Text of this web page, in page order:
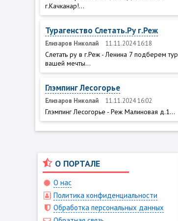
г.Качканар!...
Турагенство Слетать.Ру г.Реж
Елизаров Николай 11.11.2024 16:18
Слетать ру в г.Реж - Ленина 7 подберем тур
вашей мечты...
Глэмпинг Лесогорье
Елизаров Николай 11.11.2024 16:02
Глэмпинг Лесогорье - Реж Малиновая д.1...
О ПОРТАЛЕ
О нас
Политика конфиденциальности
Обработка персональных данных